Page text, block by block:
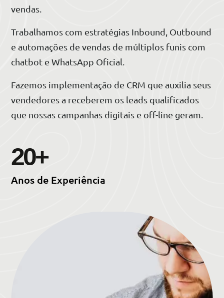
vendas.
Trabalhamos com estratégias Inbound, Outbound
e automações de vendas de múltiplos funis com
chatbot e WhatsApp Oficial.
Fazemos implementação de CRM que auxilia seus
vendedores a receberem os leads qualificados
que nossas campanhas digitais e off-line geram.
20+
Anos de Experiência